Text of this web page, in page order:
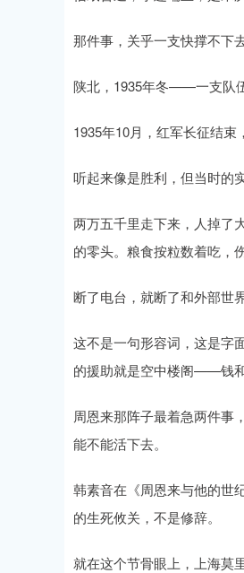
那件事，关乎一支快撑不下
陕北，1935年冬——一支队
1935年10月，红军长征结束
听起来像是胜利，但当时的
两万五千里走下来，人掉了
的零头。粮食按粒数着吃，
断了电台，就断了和外部世
这不是一句形容词，这是字
的援助就是空中楼阁——钱和
周恩来那阵子最着急两件
能不能活下去。
韩素音在《周恩来与他的世
的生死攸关，不是修辞。
就在这个节骨眼上，上海莫
1.02% 深证成指